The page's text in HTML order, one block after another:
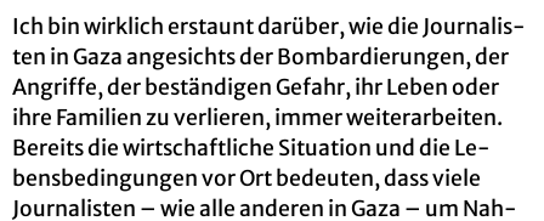
Ich bin wirk­lich er­staunt dar­über, wie die Jour­na­lis­
ten in Gaza an­ge­sichts der Bom­bar­die­run­gen, der
An­grif­fe, der be­stän­di­gen Ge­fahr, ihr Leben oder
ihre Fa­mi­li­en zu ver­lie­ren, immer wei­ter­ar­bei­ten.
Be­reits die wirt­schaft­li­che Si­tua­ti­on und die Le­
bens­be­din­gun­gen vor Ort be­deu­ten, dass viele
Jour­na­lis­ten – wie alle an­de­ren in Gaza – um Nah­